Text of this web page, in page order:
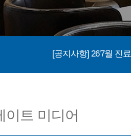
[공지사항] 26'7월 진
2026 병오년 새해 복 많이 받으세
이트 미디어